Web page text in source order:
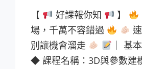
【 好課報你知 】
場，千萬不容錯過
別讓機會溜走
｜
◆ 課程名稱：3D與參數建